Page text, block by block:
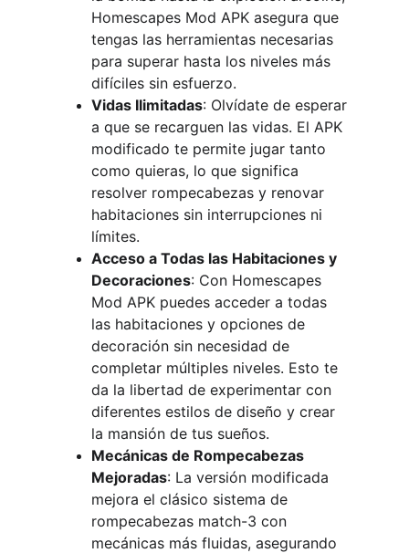
Homescapes Mod APK asegura que
tengas las herramientas necesarias
para superar hasta los niveles más
difíciles sin esfuerzo.
Vidas Ilimitadas: Olvídate de esperar
a que se recarguen las vidas. El APK
modificado te permite jugar tanto
como quieras, lo que significa
resolver rompecabezas y renovar
habitaciones sin interrupciones ni
límites.
Acceso a Todas las Habitaciones y
Decoraciones: Con Homescapes
Mod APK puedes acceder a todas
las habitaciones y opciones de
decoración sin necesidad de
completar múltiples niveles. Esto te
da la libertad de experimentar con
diferentes estilos de diseño y crear
la mansión de tus sueños.
Mecánicas de Rompecabezas
Mejoradas: La versión modificada
mejora el clásico sistema de
rompecabezas match-3 con
mecánicas más fluidas, asegurando